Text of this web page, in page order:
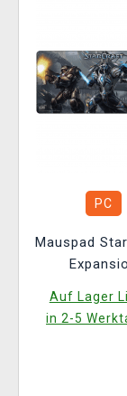
PC
Mauspad
Auf Lager
in 2-5